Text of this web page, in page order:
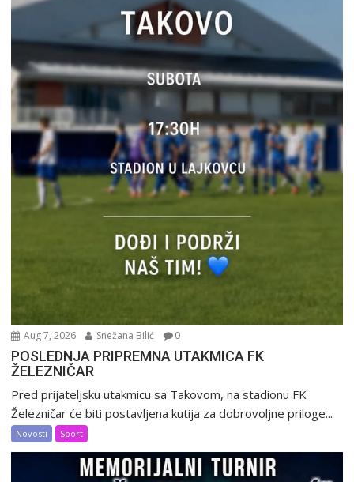
Aug 7, 2026 Snežana Bilić 0
POSLEDNJA PRIPREMNA UTAKMICA FK
ŽELEZNIČAR
Pred prijateljsku utakmicu sa Takovom, na stadionu FK
Železničar će biti postavljena kutija za dobrovoljne priloge...
Novosti Sport